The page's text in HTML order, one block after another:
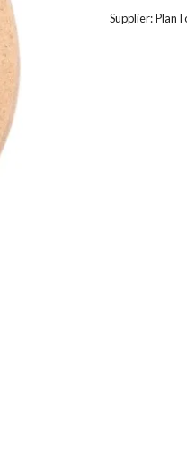
Supplier: